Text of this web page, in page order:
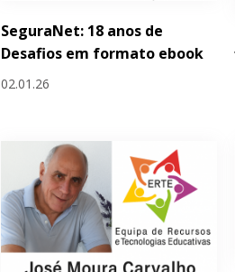
SeguraNet: 18 anos de
Desafios em formato ebook
02.01.26